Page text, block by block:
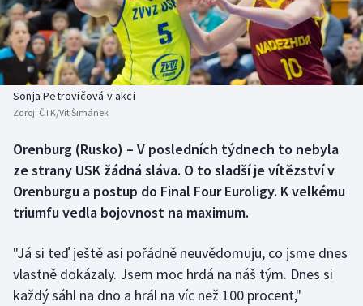
Baseball a softbal
Basketbal
Biatlon
Box
Curling
Dostihy
Florbal
Soutěže
Historické návraty
Aplikace ČT sport
Sonja Petrovičová v akci
Zdroj: ČTK/Vít Šimánek
Orenburg (Rusko) – V posledních týdnech to nebyla
ze strany USK žádná sláva. O to sladší je vítězství v
Orenburgu a postup do Final Four Euroligy. K velkému
triumfu vedla bojovnost na maximum.
"Já si teď ještě asi pořádně neuvědomuju, co jsme dnes
vlastně dokázaly. Jsem moc hrdá na náš tým. Dnes si
každý sáhl na dno a hrál na víc než 100 procent,"